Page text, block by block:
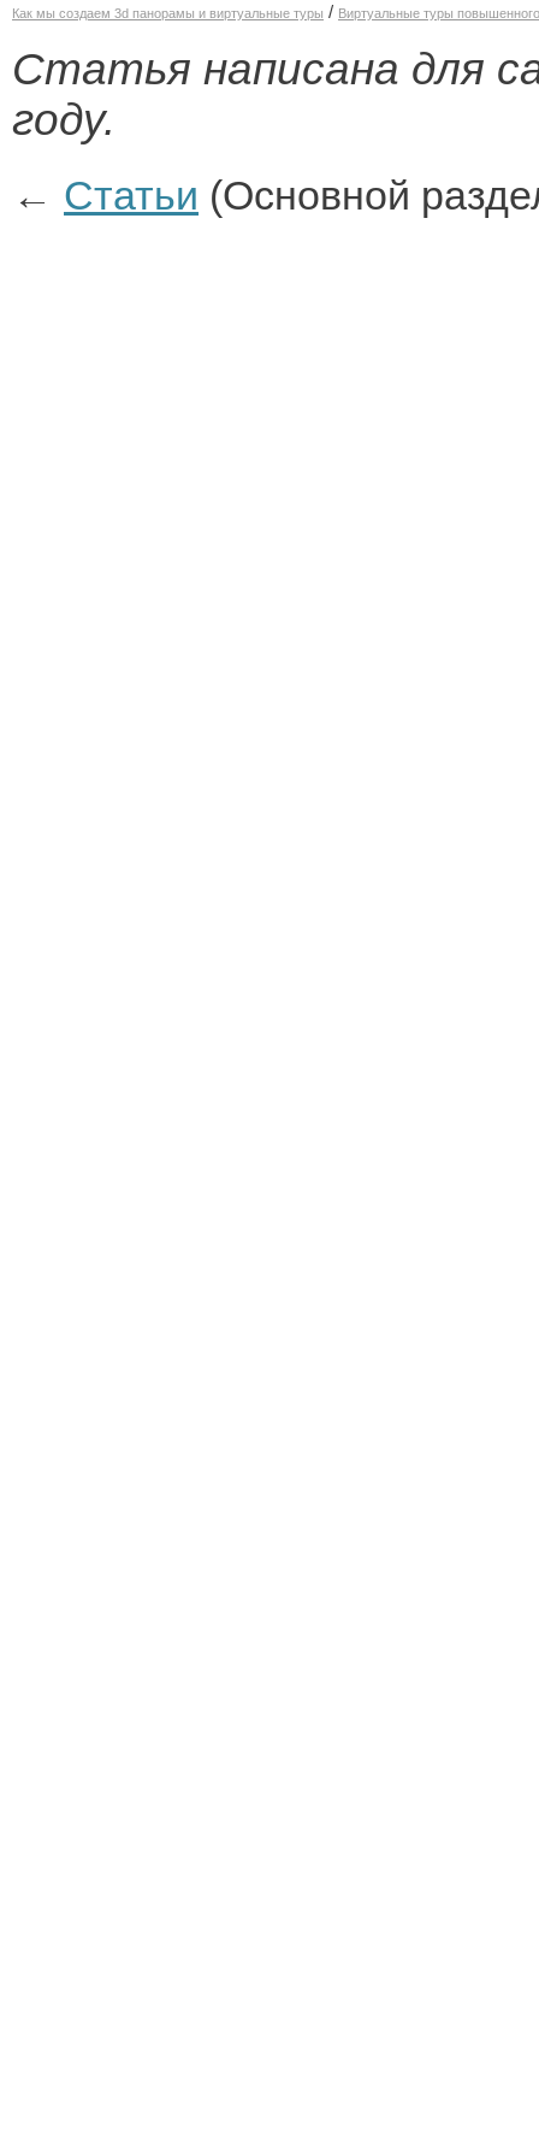
Как мы создаем 3d панорамы и виртуальные туры / Виртуальные туры
Статья написана для
году.
← Статьи (Основной